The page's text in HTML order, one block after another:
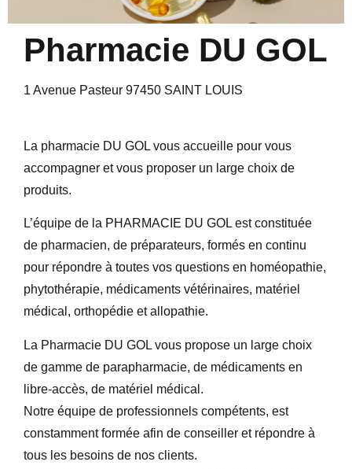
Pharmacie DU GOL
1 Avenue Pasteur 97450 SAINT LOUIS
La pharmacie DU GOL vous accueille pour vous
accompagner et vous proposer un large choix de
produits.
L’équipe de la PHARMACIE DU GOL est constituée
de pharmacien, de préparateurs, formés en continu
pour répondre à toutes vos questions en homéopathie,
phytothérapie, médicaments vétérinaires, matériel
médical, orthopédie et allopathie.
La Pharmacie DU GOL vous propose un large choix
de gamme de parapharmacie, de médicaments en
libre-accès, de matériel médical.
Notre équipe de professionnels compétents, est
constamment formée afin de conseiller et répondre à
tous les besoins de nos clients.